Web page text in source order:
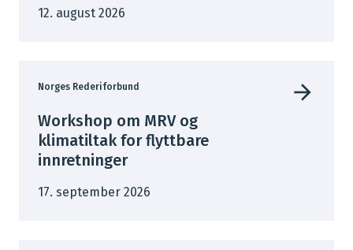
12. august 2026
Norges Rederiforbund
Workshop om MRV og
klimatiltak for flyttbare
innretninger
17. september 2026